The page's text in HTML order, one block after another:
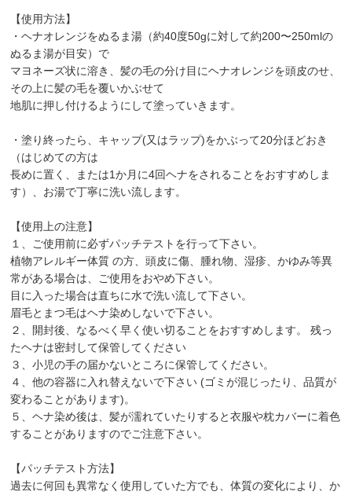
【使用方法】
・ヘナオレンジをぬるま湯（約40度50gに対して約200〜250mlの
ぬるま湯が目安）で
マヨネーズ状に溶き、髪の毛の分け目にヘナオレンジを頭皮のせ、
その上に髪の毛を覆いかぶせて
地肌に押し付けるようにして塗っていきます。
・塗り終ったら、キャップ(又はラップ)をかぶって20分ほどおき
（はじめての方は
長めに置く、または1か月に4回ヘナをされることをおすすめしま
す）、お湯で丁寧に洗い流します。
【使用上の注意】
１、ご使用前に必ずパッチテストを行って下さい。
植物アレルギー体質 の方、頭皮に傷、腫れ物、湿疹、かゆみ等異
常がある場合は、ご使用をおやめ下さい。
目に入った場合は直ちに水で洗い流して下さい。
眉毛とまつ毛はヘナ染めしないで下さい。
２、開封後、なるべく早く使い切ることをおすすめします。 残っ
たヘナは密封して保管してください
３、小児の手の届かないところに保管してください。
４、他の容器に入れ替えないで下さい (ゴミが混じったり、品質が
変わることがあります)。
５、ヘナ染め後は、髪が濡れていたりすると衣服や枕カバーに着色
することがありますのでご注意下さい。
【パッチテスト方法】
過去に何回も異常なく使用していた方でも、体質の変化により、か